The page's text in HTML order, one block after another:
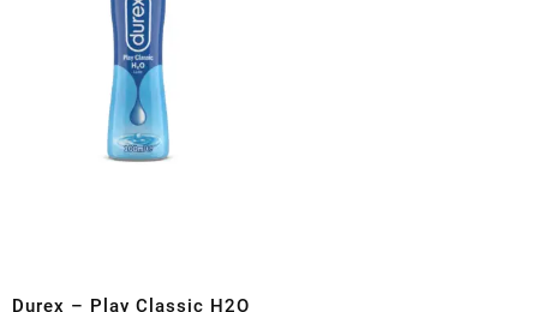
Durex – Play Classic H2O